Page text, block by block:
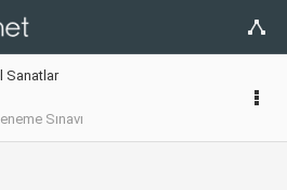
Sanatlar
Sınavı